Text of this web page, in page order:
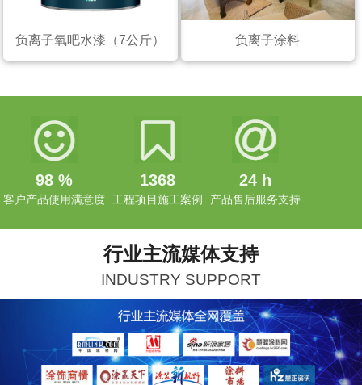
负离子氧吧水漆（7公斤） 负离子涂料
98 %
客户产品使用满意度
1368
工程项目施工案例
24 h
产品售后服务支持
行业主流媒体支持
INDUSTRY SUPPORT